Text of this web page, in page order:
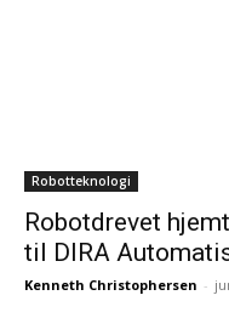
Robotteknologi
Robotdrevet
til DIRA
Kenneth Christophersen -